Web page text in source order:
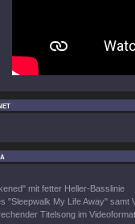
mit fetter Heller-Basslinie
"Sleepwalk My Life Away" samt
Titelsong im Videoformat